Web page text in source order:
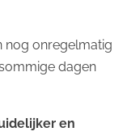
nog onregelmatig
dagen
en